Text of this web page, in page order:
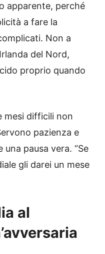
apparente, perché
a fare la
Non a
del Nord,
proprio quando
mesi difficili non
pazienza e
pausa vera. “Se
gli darei un mese
al